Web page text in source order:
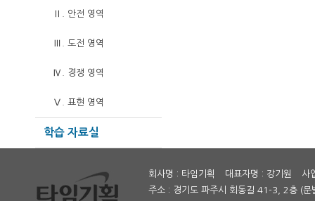
Ⅱ. 안전 영역
Ⅲ. 도전 영역
Ⅳ. 경쟁 영역
Ⅴ. 표현 영역
학습 자료실
회사명 : 타임기획 대표자명 : 강기원
사
주소 : 경기도 파주시 회동길 41-3, 2층 (문